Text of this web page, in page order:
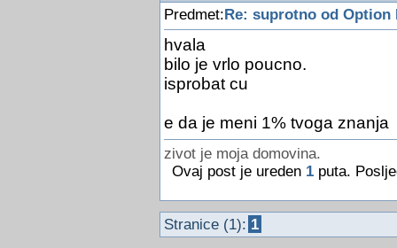
Predmet: Re: suprotno od Option
hvala
bilo je vrlo poucno.
isprobat cu
e da je meni 1% tvoga znanja
zivot je moja domovina.
Ovaj post je ureden 1puta.
Stranice (1): 1